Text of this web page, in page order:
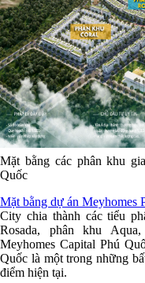
Mặt bằng các phân khu
Quốc
Mặt bằng dự án Meyhomes
City chia thành các tiểu
Rosada, phân khu
Meyhomes Capital Phú
Quốc là một trong những
điểm hiện tại.